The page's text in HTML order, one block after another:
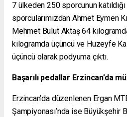
7 ülkeden 250 sporcunun
sporcularımızdan Ahmet Eymen
Mehmet Bulut Aktaş 64
kilogramda üçüncü ve Huzeyfe
üçüncü olarak podyuma çıktı.
Başarılı pedallar Erzincan’da
Erzincan’da düzenlenen Ergan
Şampiyonası’nda ise Büyükşehir